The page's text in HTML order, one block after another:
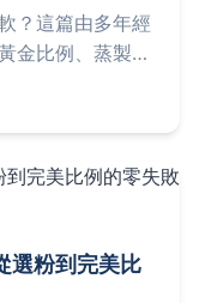
？這篇由多年經
金比例、蒸製關
你輕鬆做出Q彈
選粉到完美比